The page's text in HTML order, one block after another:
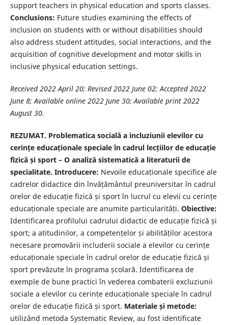
support teachers in physical education and sports classes.
Conclusions: Future studies examining the effects of
inclusion on students with or without disabilities should
also address student attitudes, social interactions, and the
acquisition of cognitive development and motor skills in
inclusive physical education settings.
Received 2022 April 20; Revised 2022 June 02; Accepted 2022
June 8; Available online 2022 June 30; Available print 2022
August 30.
REZUMAT. Problematica socială a incluziunii elevilor cu
cerințe educaționale speciale în cadrul lecțiilor de educație
fizică și sport – O analiză sistematică a literaturii de
specialitate. Introducere: Nevoile educaționale specifice ale
cadrelor didactice din învățământul preuniversitar în cadrul
orelor de educație fizică și sport în lucrul cu elevii cu cerințe
educaționale speciale are anumite particularități. Obiective:
Identificarea profilului cadrului didactic de educație fizică și
sport; a atitudinilor, a competențelor și abilităților acestora
necesare promovării includerii sociale a elevilor cu cerințe
educaționale speciale în cadrul orelor de educație fizică și
sport prevăzute în programa școlară. Identificarea de
exemple de bune practici în vederea combaterii excluziunii
sociale a elevilor cu cerințe educaționale speciale în cadrul
orelor de educație fizică și sport. Materiale și metode:
utilizând metoda Systematic Review, au fost identificate